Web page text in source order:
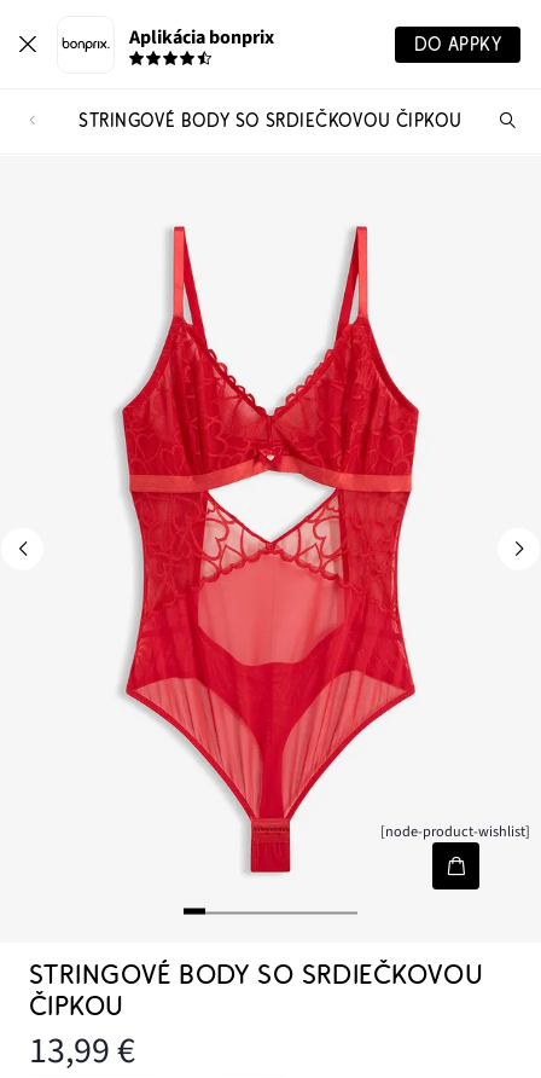
Aplikácia bonprix DO APPKY
STRINGOVÉ BODY SO SRDIEČKOVOU ČIPKOU
[node-product-wishlist]
STRINGOVÉ BODY SO SRDIEČKOVOU
ČIPKOU
13,99 €